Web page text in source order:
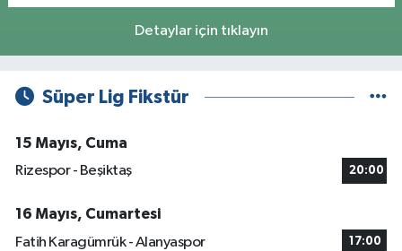
Detaylar için tıklayın
Süper Lig Fikstür
15 Mayıs, Cuma
Rizespor - Beşiktaş
20:00
16 Mayıs, Cumartesi
Fatih Karagümrük - Alanyaspor
17:00